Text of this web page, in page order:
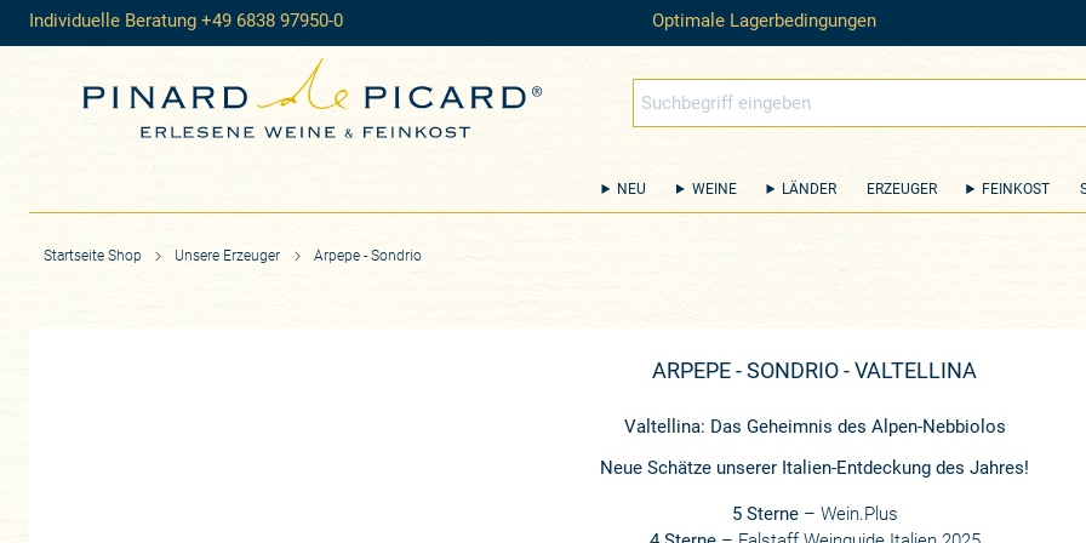
Individuelle Beratung +49 6838 97950-0 Optimale Lagerbedingungen
NEU WEINE LÄNDER ERZEUGER FEINKOST
Startseite Shop Unsere Erzeuger Arpepe - Sondrio
ARPEPE - SONDRIO - VALTELLINA
Valtellina: Das Geheimnis des Alpen-Nebbiolos
Neue Schätze unserer Italien-Entdeckung des Jahres!
5 Sterne– Wein.Plus